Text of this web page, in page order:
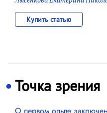
Купить статью
Точка зрения
О первом опыте